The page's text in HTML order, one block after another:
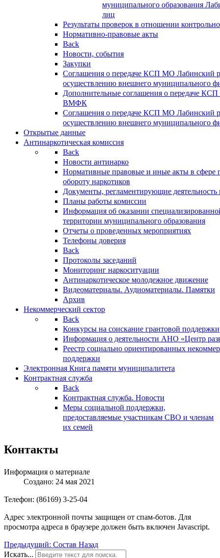
муниципального образования
лиц
Результаты проверок в отношении
Нормативно-правовые акты
Back
Новости, события
Закупки
Соглашения о передаче КСП МО Лабинский
осуществлению внешнего муниципального
Дополнительные соглашения о передаче
ВМФК
Соглашения о передаче КСП МО Лабинский
осуществлению внешнего муниципального
Открытые данные
Антинаркотическая комиссия
Back
Новости антинарко
Нормативные правовые и иные акты в сфере
обороту наркотиков
Документы, регламентирующие деятельность
Планы работы комиссии
Информация об оказании
территории муниципального образования
Отчеты о проведенных мероприятиях
Телефоны доверия
Back
Протоколы заседаний
Мониторинг наркоситуации
Антинаркотическое молодежное движение
Видеоматериалы. Аудиоматериалы. Памятки
Архив
Некоммерческий сектор
Back
Конкурсы на соискание грантовой поддержки
Информация о деятельности АНО «Центр
Реестр социально ориентированных
поддержки
Электронная Книга памяти муниципалитета
Контрактная служба
Back
Контрактная служба. Новости
Меры социальной поддержки,
предоставляемые участникам СВО и членам
их семей
Контакты
Информация о материале
Создано: 24 мая 2021
Телефон: (86169) 3-25-04
Адрес электронной почты защищен от спам-ботов. Для
просмотра адреса в браузере должен быть включен Javascript.
Предыдущий: Состав Назад
Искать...